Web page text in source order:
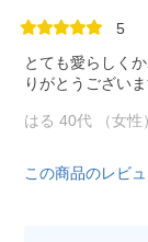
5
とても愛らしく
りがとうございま
はる 40代 （女性
この商品のレビ